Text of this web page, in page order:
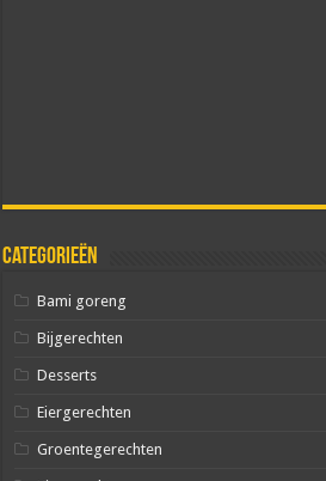
Categorieën
Bami goreng
Bijgerechten
Desserts
Eiergerechten
Groentegerechten